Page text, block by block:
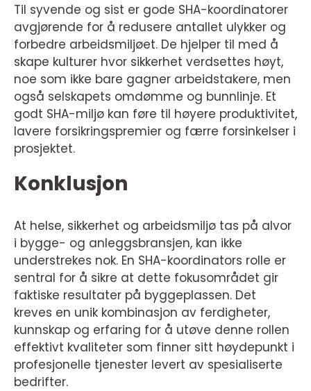
Til syvende og sist er gode SHA-koordinatorer
avgjørende for å redusere antallet ulykker og
forbedre arbeidsmiljøet. De hjelper til med å
skape kulturer hvor sikkerhet verdsettes høyt,
noe som ikke bare gagner arbeidstakere, men
også selskapets omdømme og bunnlinje. Et
godt SHA-miljø kan føre til høyere produktivitet,
lavere forsikringspremier og færre forsinkelser i
prosjektet.
Konklusjon
At helse, sikkerhet og arbeidsmiljø tas på alvor
i bygge- og anleggsbransjen, kan ikke
understrekes nok. En SHA-koordinators rolle er
sentral for å sikre at dette fokusområdet gir
faktiske resultater på byggeplassen. Det
kreves en unik kombinasjon av ferdigheter,
kunnskap og erfaring for å utøve denne rollen
effektivt kvaliteter som finner sitt høydepunkt i
profesjonelle tjenester levert av spesialiserte
bedrifter.